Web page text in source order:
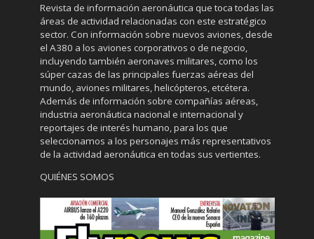
Revista de información aeronáutica que toca todas las
áreas de actividad relacionadas con este estratégico
sector. Con información sobre nuevos aviones, desde
el A380 a los aviones corporativos o de negocio,
incluyendo también aeronaves militares, como los
súper cazas de las principales fuerzas aéreas del
mundo, aviones militares, helicópteros, etcétera.
Además de información sobre compañías aéreas,
industria aeronáutica nacional e internacional y
reportajes de interés humano, para los que
seleccionamos a los personajes más representativos
de la actividad aeronáutica en todas sus vertientes.
QUIÉNES SOMOS